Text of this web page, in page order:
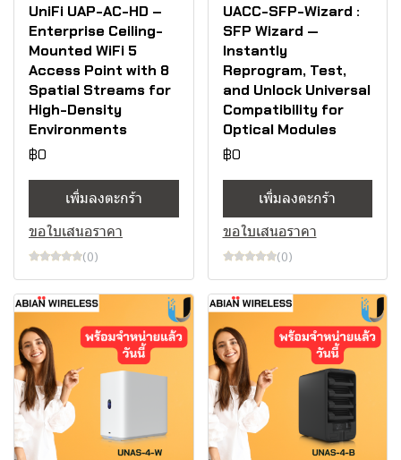
UniFi UAP-AC-HD –
Enterprise Ceiling-
Mounted WiFi 5
Access Point with 8
Spatial Streams for
High-Density
Environments
฿0
เพิ่มลงตะกร้า
ขอใบเสนอราคา
(0)
UACC-SFP-Wizard :
SFP Wizard —
Instantly
Reprogram, Test,
and Unlock Universal
Compatibility for
Optical Modules
฿0
เพิ่มลงตะกร้า
ขอใบเสนอราคา
(0)